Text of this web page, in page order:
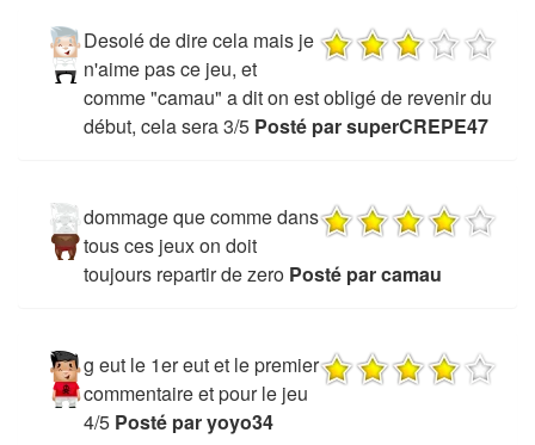
Desolé de dire cela mais je
n'aime pas ce jeu, et
comme "camau" a dit on est obligé de revenir du
début, cela sera 3/5 Posté par superCREPE47
dommage que comme dans
tous ces jeux on doit
toujours repartir de zero Posté par camau
g eut le 1er eut et le premier
commentaire et pour le jeu
4/5 Posté par yoyo34